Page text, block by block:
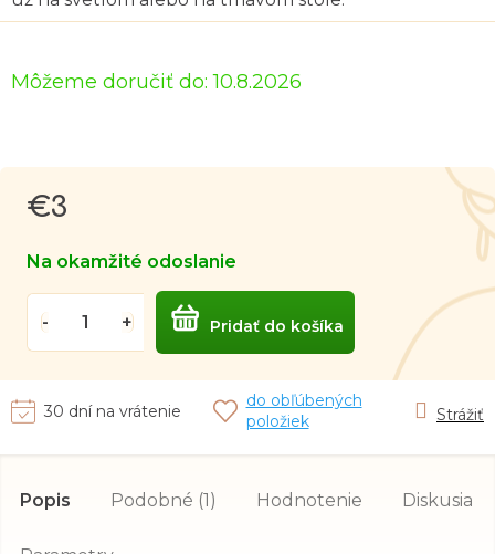
Môžeme doručiť do: 10.8.2026
€3
Na okamžité odoslanie
Pridať do košíka
30 dní na vrátenie
do obľúbených
položiek
Strážiť
Popis Podobné (1) Hodnotenie Diskusia